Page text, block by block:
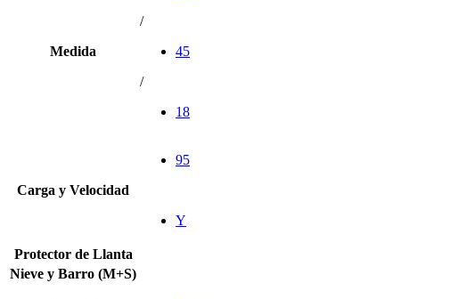
Medida
/
45
/
18
Carga y Velocidad
95
Y
Protector de Llanta
Nieve y Barro (M+S)